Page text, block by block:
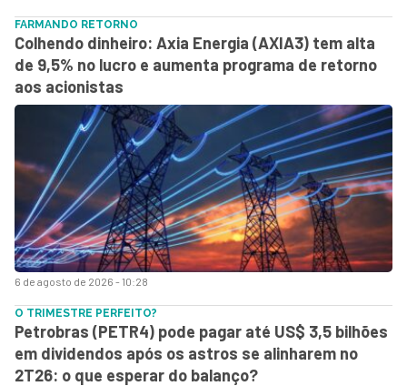
6 de agosto de 2026 - 10:28
FARMANDO RETORNO
Colhendo dinheiro: Axia Energia (AXIA3) tem alta
de 9,5% no lucro e aumenta programa de retorno
aos acionistas
O TRIMESTRE PERFEITO?
Petrobras (PETR4) pode pagar até US$ 3,5 bilhões
em dividendos após os astros se alinharem no
2T26: o que esperar do balanço?